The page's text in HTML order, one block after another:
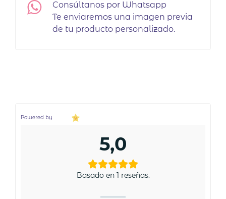
Consúltanos por Whatsapp
Te enviaremos una imagen previa
de tu producto personalizado.
Powered by
5,0
Basado en 1 reseñas.